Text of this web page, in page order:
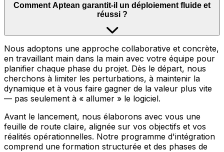
Comment Aptean garantit-il un déploiement fluide et
réussi ?
Nous adoptons une approche collaborative et concrète,
en travaillant main dans la main avec votre équipe pour
planifier chaque phase du projet. Dès le départ, nous
cherchons à limiter les perturbations, à maintenir la
dynamique et à vous faire gagner de la valeur plus vite
— pas seulement à « allumer » le logiciel.
Avant le lancement, nous élaborons avec vous une
feuille de route claire, alignée sur vos objectifs et vos
réalités opérationnelles. Notre programme d'intégration
comprend une formation structurée et des phases de